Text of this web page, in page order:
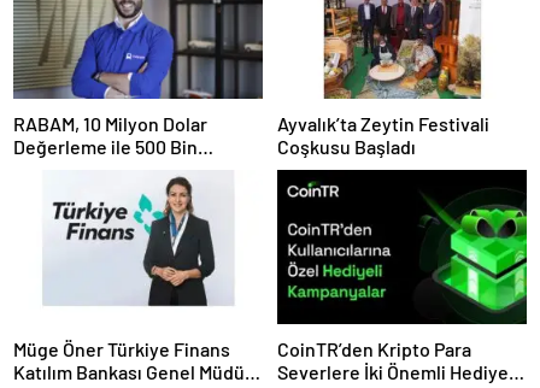
RABAM, 10 Milyon Dolar
Değerleme ile 500 Bin
Dolarlık Yatırım Aldı
Ayvalık’ta Zeytin Festivali
Coşkusu Başladı
Müge Öner Türkiye Finans
Katılım Bankası Genel Müdür
CoinTR’den Kripto Para
Severlere İki Önemli Hediye